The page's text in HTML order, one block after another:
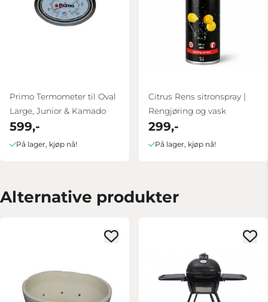
Primo Termometer til Oval
Large, Junior & Kamado
599,-
På lager, kjøp nå!
Citrus Rens sitronspray |
Rengjøring og vask
299,-
På lager, kjøp nå!
Alternative produkter